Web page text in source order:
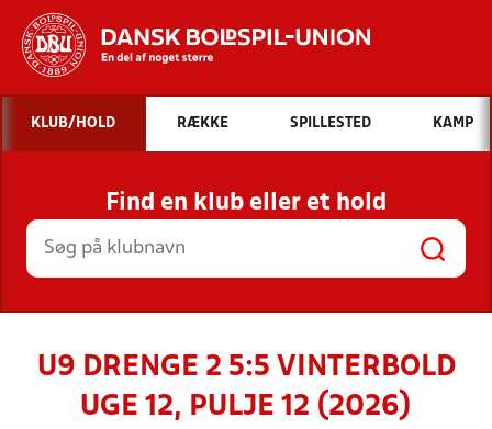
Hvad vil du søge efter?
INDHOLD OG NYHEDER
STILLINGER, RESULTATER, KLUBBER OG
HOLD
KLUB/HOLD RÆKKE SPILLESTED KAMP
Find en klub eller et hold
U9 DRENGE 2 5:5 VINTERBOLD
UGE 12, PULJE 12 (2026)